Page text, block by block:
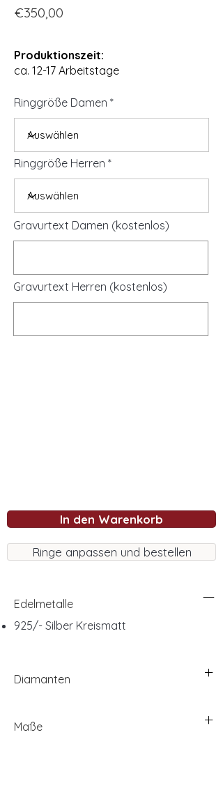
€350,00
Produktionszeit:
ca. 12-17 Arbeitstage
Ringgröße Damen
Ringgröße Herren
Gravurtext Damen (kostenlos)
Gravurtext Herren (kostenlos)
In den Warenkorb
Ringe anpassen und bestellen
Edelmetalle
925/- Silber Kreismatt
Diamanten
Maße